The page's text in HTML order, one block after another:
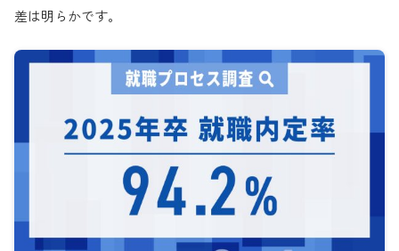
差は明らかです。